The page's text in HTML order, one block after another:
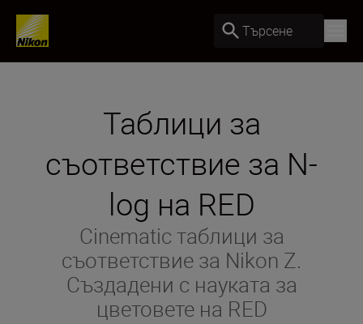
Търсене
Таблици за
съответствие за N-
log на RED
Cinematic таблици за
съответствие за Nikon Z.
Създадени с науката за
цветовете на RED